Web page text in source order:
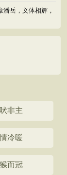
潘岳，文体相辉，
非主
冷暖
而冠